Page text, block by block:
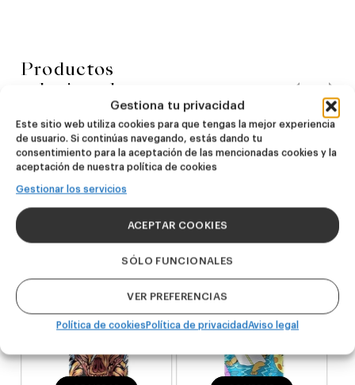
Gestiona tu privacidad
Este sitio web utiliza cookies para que tengas la mejor experiencia
de usuario. Si continúas navegando, estás dando tu
consentimiento para la aceptación de las mencionadas cookies y la
aceptación de nuestra política de cookies
Gestionar los servicios
ACEPTAR COOKIES
SÓLO FUNCIONALES
VER PREFERENCIAS
Política de cookiesPolítica de privacidadAviso legal
Productos
relacionados
NOVEDAD
Dire Wolf
(Pack 4 - 440ml)
NOVEDAD
Kook Town
(Pack 4 - 440ml)